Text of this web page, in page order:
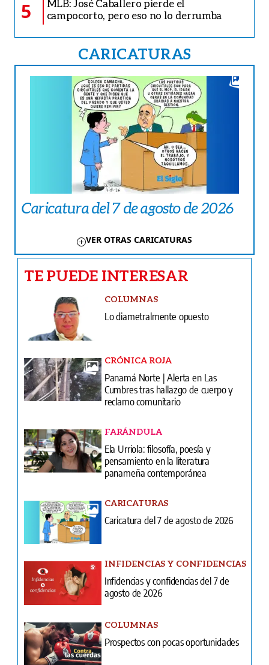
5
MLB: José Caballero pierde el
campocorto, pero eso no lo derrumba
CARICATURAS
Caricatura del 7 de agosto de 2026
VER OTRAS CARICATURAS
TE PUEDE INTERESAR
COLUMNAS
Lo diametralmente opuesto
CRÓNICA ROJA
Panamá Norte | Alerta en Las
Cumbres tras hallazgo de cuerpo y
reclamo comunitario
FARÁNDULA
Ela Urriola: filosofía, poesía y
pensamiento en la literatura
panameña contemporánea
CARICATURAS
Caricatura del 7 de agosto de 2026
INFIDENCIAS Y CONFIDENCIAS
Infidencias y confidencias del 7 de
agosto de 2026
COLUMNAS
Prospectos con pocas oportunidades